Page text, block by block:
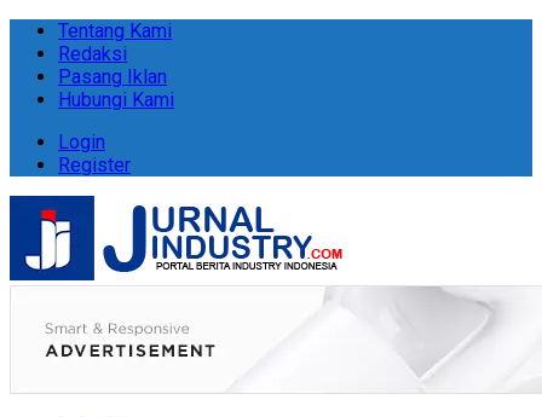
Tentang Kami
Redaksi
Pasang Iklan
Hubungi Kami
Login
Register